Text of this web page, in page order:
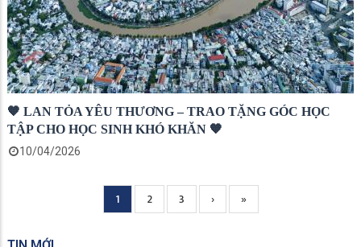
🧡 LAN TỎA YÊU THƯƠNG – TRAO TẶNG GÓC HỌC
TẬP CHO HỌC SINH KHÓ KHĂN 🧡
10/04/2026
Current
page
1 Page
2 Page
3
Next
page
›
Trang
cuối
»